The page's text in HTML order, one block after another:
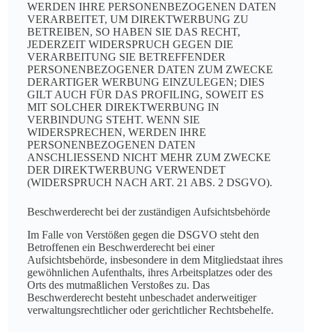
WERDEN IHRE PERSONENBEZOGENEN DATEN
VERARBEITET, UM DIREKTWERBUNG ZU
BETREIBEN, SO HABEN SIE DAS RECHT,
JEDERZEIT WIDERSPRUCH GEGEN DIE
VERARBEITUNG SIE BETREFFENDER
PERSONENBEZOGENER DATEN ZUM ZWECKE
DERARTIGER WERBUNG EINZULEGEN; DIES
GILT AUCH FÜR DAS PROFILING, SOWEIT ES
MIT SOLCHER DIREKTWERBUNG IN
VERBINDUNG STEHT. WENN SIE
WIDERSPRECHEN, WERDEN IHRE
PERSONENBEZOGENEN DATEN
ANSCHLIESSEND NICHT MEHR ZUM ZWECKE
DER DIREKTWERBUNG VERWENDET
(WIDERSPRUCH NACH ART. 21 ABS. 2 DSGVO).
Beschwerde­recht bei der zuständigen Aufsichts­behörde
Im Falle von Verstößen gegen die DSGVO steht den
Betroffenen ein Beschwerderecht bei einer
Aufsichtsbehörde, insbesondere in dem Mitgliedstaat ihres
gewöhnlichen Aufenthalts, ihres Arbeitsplatzes oder des
Orts des mutmaßlichen Verstoßes zu. Das
Beschwerderecht besteht unbeschadet anderweitiger
verwaltungsrechtlicher oder gerichtlicher Rechtsbehelfe.